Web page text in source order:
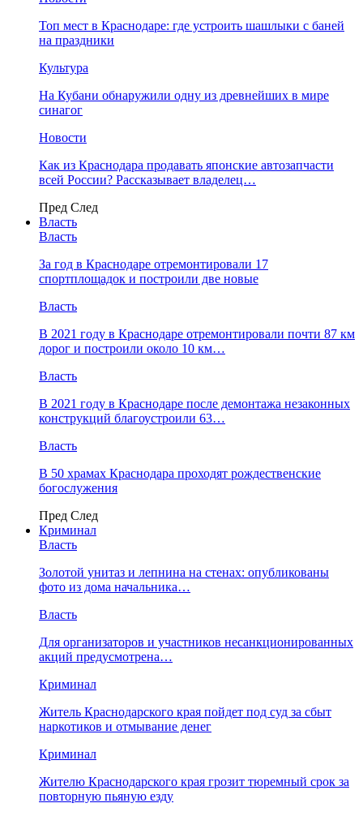
Топ мест в Краснодаре: где устроить шашлыки с баней
на праздники
Культура
На Кубани обнаружили одну из древнейших в мире
синагог
Новости
Как из Краснодара продавать японские автозапчасти
всей России? Рассказывает владелец…
Пред След
Власть
Власть
За год в Краснодаре отремонтировали 17
спортплощадок и построили две новые
Власть
В 2021 году в Краснодаре отремонтировали почти 87 км
дорог и построили около 10 км…
Власть
В 2021 году в Краснодаре после демонтажа незаконных
конструкций благоустроили 63…
Власть
В 50 храмах Краснодара проходят рождественские
богослужения
Пред След
Криминал
Власть
​Золотой унитаз и лепнина на стенах: опубликованы
фото из дома начальника…
Власть
Для организаторов и участников несанкционированных
акций предусмотрена…
Криминал
Житель Краснодарского края пойдет под суд за сбыт
наркотиков и отмывание денег
Криминал
Жителю Краснодарского края грозит тюремный срок за
повторную пьяную езду